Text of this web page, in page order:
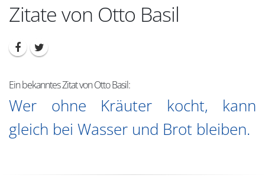
Zitate von Otto Basil
Ein bekanntes Zitat von Otto Basil:
Wer ohne Kräuter kocht, kann
gleich bei Wasser und Brot bleiben.